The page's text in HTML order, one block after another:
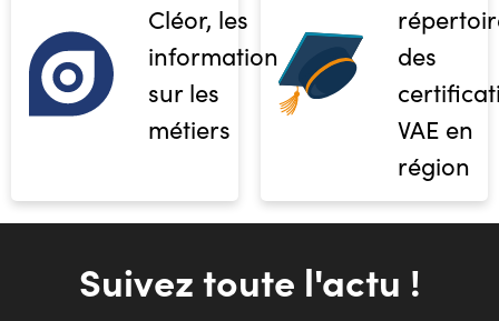
Cléor, les
informations
sur les
métiers
des
VAE en
région
Suivez toute l'actu !